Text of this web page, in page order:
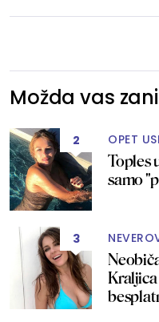
Možda vas
2 OPET
Toples
samo
3
Kraljica